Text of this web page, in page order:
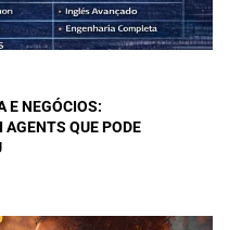
E NEGÓCIOS:
AGENTS QUE PODE